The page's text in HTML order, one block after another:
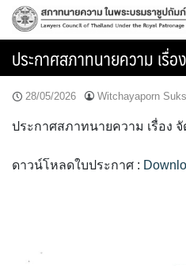
Skip
ประกาศสภาทนายความ เรื่อ
28/05/2026 Witchayaporn
ประกาศสภาทนายความ เรื่อง
ดาวน์โหลดใบประกาศ :